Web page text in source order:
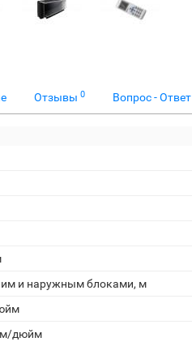
Отзывы 0 Вопрос - Ответ
и наружным блоками, м
дюйм